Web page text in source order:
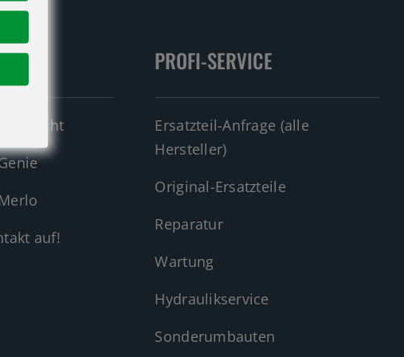
auf!
PROFI-SERVICE
Ersatzteil-Anfrage (alle
Hersteller)
Original-Ersatzteile
Reparatur
Wartung
Hydraulikservice
Sonderumbauten